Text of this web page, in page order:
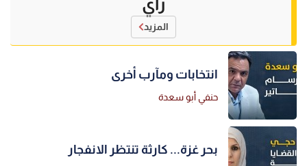
المزيد
انتخابات ومآرب أخرى
حنفي أبو سعدة
بحر غزة... كارثة تنتظر الانفجار